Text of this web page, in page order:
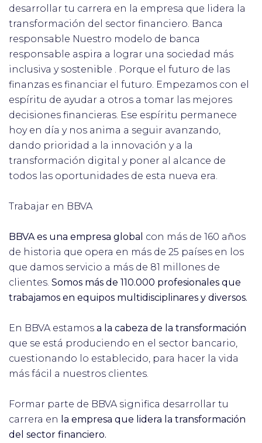
desarrollar tu carrera en la empresa que lidera la
transformación del sector financiero. Banca
responsable Nuestro modelo de banca
responsable aspira a lograr una sociedad más
inclusiva y sostenible . Porque el futuro de las
finanzas es financiar el futuro. Empezamos con el
espíritu de ayudar a otros a tomar las mejores
decisiones financieras. Ese espíritu permanece
hoy en día y nos anima a seguir avanzando,
dando prioridad a la innovación y a la
transformación digital y poner al alcance de
todos las oportunidades de esta nueva era.
Trabajar en BBVA
BBVA es una empresa global con más de 160 años
de historia que opera en más de 25 países en los
que damos servicio a más de 81 millones de
clientes. Somos más de 110.000 profesionales que
trabajamos en equipos multidisciplinares y diversos.
En BBVA estamos a la cabeza de la transformación
que se está produciendo en el sector bancario,
cuestionando lo establecido, para hacer la vida
más fácil a nuestros clientes.
Formar parte de BBVA significa desarrollar tu
carrera en la empresa que lidera la transformación
del sector financiero.